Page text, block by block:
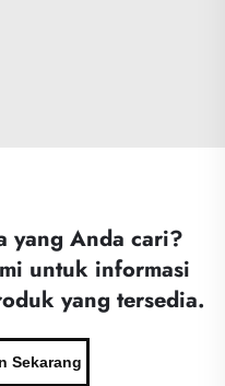
yang Anda cari?
untuk informasi
yang tersedia.
Sekarang